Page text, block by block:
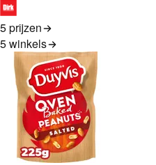
5 prijzen
5winkels